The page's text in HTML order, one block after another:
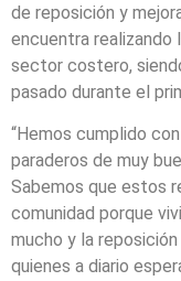
de reposición y
encuentra realizando
sector costero,
pasado durante el
“Hemos cumplido
paraderos de muy
Sabemos que estos
comunidad porque
mucho y la
quienes a diario